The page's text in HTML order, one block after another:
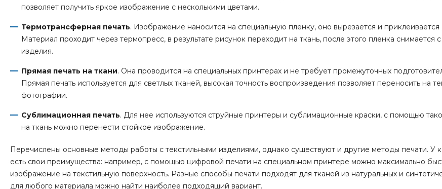
позволяет получить яркое изображение с несколькими цветами.
Термотрансферная печать. Изображение наносится на специальную пленку, оно вырезается и приклеивается
Материал проходит через термопресс, в результате рисунок переходит на ткань, после этого пленка снимается с
изделия.
Прямая печать на ткани. Она проводится на специальных принтерах и не требует промежуточных
Прямая печать используется для светлых тканей, высокая точность воспроизведения позволяет переносить на
фотографии.
Сублимационная печать. Для нее используются струйные принтеры и сублимационные краски, с помощью
на ткань можно перенести стойкое изображение.
Перечислены основные методы работы с текстильными изделиями, однако существуют и другие методы печати. У
есть свои преимущества: например, с помощью цифровой печати на специальном принтере можно максимально
изображение на текстильную поверхность. Разные способы печати подходят для тканей из натуральных и
для любого материала можно найти наиболее подходящий вариант.